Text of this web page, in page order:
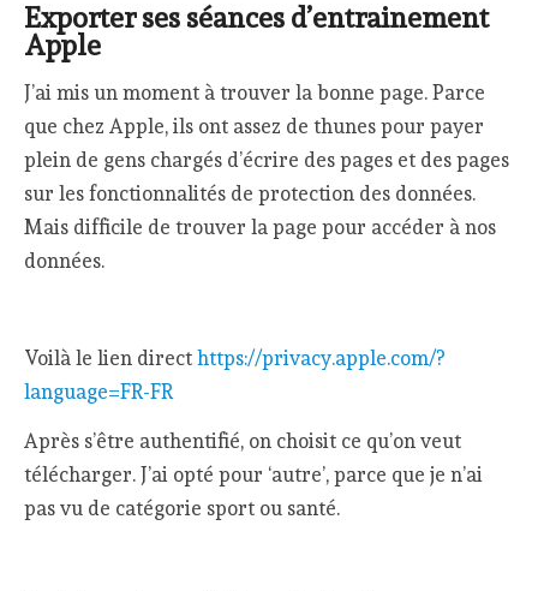
Exporter ses séances d’entrainement
Apple
J’ai mis un moment à trouver la bonne page. Parce
que chez Apple, ils ont assez de thunes pour payer
plein de gens chargés d’écrire des pages et des pages
sur les fonctionnalités de protection des données.
Mais difficile de trouver la page pour accéder à nos
données.
Voilà le lien directhttps://privacy.apple.com/?
language=FR-FR
Après s’être authentifié, on choisit ce qu’on veut
télécharger. J’ai opté pour ‘autre’, parce que je n’ai
pas vu de catégorie sport ou santé.